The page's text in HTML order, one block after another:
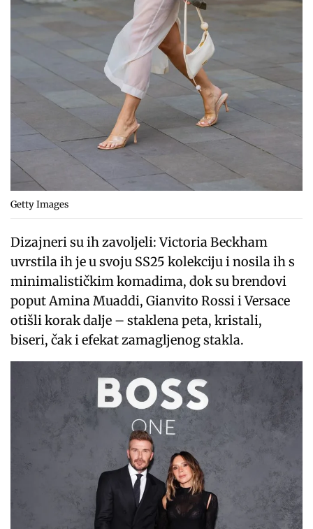
Getty Images
Dizajneri su ih zavoljeli: Victoria Beckham
uvrstila ih je u svoju SS25 kolekciju i nosila ih s
minimalističkim komadima, dok su brendovi
poput Amina Muaddi, Gianvito Rossi i Versace
otišli korak dalje – staklena peta, kristali,
biseri, čak i efekat zamagljenog stakla.